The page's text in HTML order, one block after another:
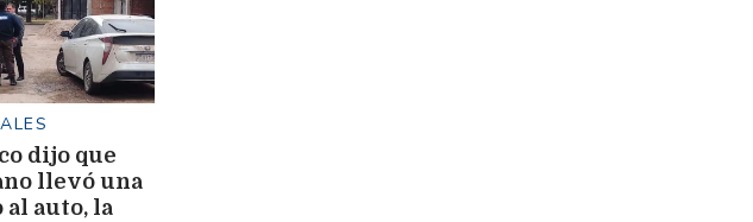
dijo que
llevó una
al auto, la